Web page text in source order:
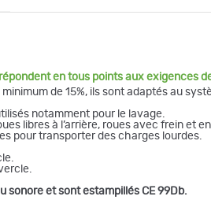
en tous points aux exigences
de 15%, ils sont adaptés au
notamment pour le lavage.
libres à l’arrière, roues avec frein et
pour transporter des charges lourdes.
sonore et sont estampillés CE 99Db.